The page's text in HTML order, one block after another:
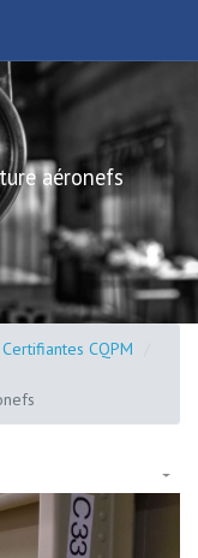
aéronefs
Certifiantes CQPM